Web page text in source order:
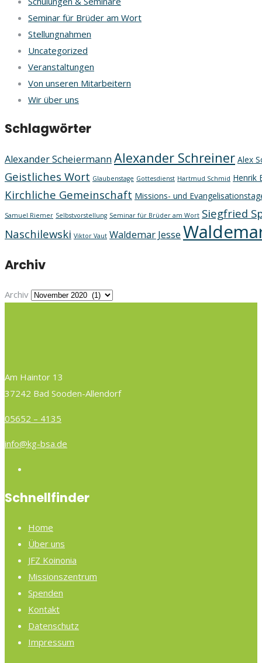
Seminar für Brüder am Wort
Stellungnahmen
Uncategorized
Veranstaltungen
Von unseren Mitarbeitern
Wir über uns
Schlagwörter
Alexander ScheiermannAlexander Schreiner Alex
Geistliches Wort Glaubenstage Gottesdienst Hartmud Schmid Henrik
Kirchliche Gemeinschaft Missions- und
Samuel Riemer Selbstvorstellung Seminar für Brüder am Wort Siegfried
Naschilewski Viktor Vaut Waldemar Jesse
Archiv
Archiv
Am Haintor 13
37242 Bad Sooden-Allendorf
05652 – 4135
info@kg-bsa.de
Schnellfinder
Home
Über uns
JFZ Koinonia
Missionszentrum
Spenden
Kontakt
Datenschutz
Impressum